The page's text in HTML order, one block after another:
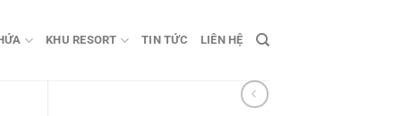
KHU RESORT TIN TỨC LIÊN HỆ